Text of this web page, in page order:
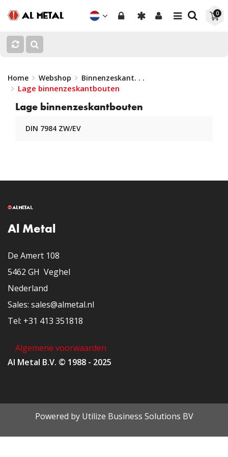
Toggle
Toggle
0
Home Webshop Binnenzeskant. . .
Lage binnenzeskantbouten
Lage binnenzeskantbouten
DIN 7984 ZW/EV
Al Metal
De Amert 108
5462 GH Veghel
Nederland
​Sales: sales@almetal.nl
​Tel: +31 413 351818
Algemene voorwaarden
Al Metal B.V. © 1988 - 2025
Powered by Utilize Business Solutions BV